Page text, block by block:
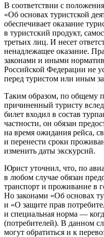
В соответствии с
«Об основах туристской
обеспечивает оказание
в туристский продукт,
третьих лиц. И несет
ненадлежащее оказание.
законами и иными
Российской Федерации не
перед туристом или иным
Таким образом, по общему
причиненный туристу
билет входил в состав
частности, он обязан
на время ожидания рейса,
и перенести сроки
изменить даты экскурсий.
Юрист уточнил, что, по
в любом случае обязан
транспорт и проживание в
Но законами «Об основах
и «О защите прав
и специальная норма —
(потребителей). В данном
могут обратиться и к